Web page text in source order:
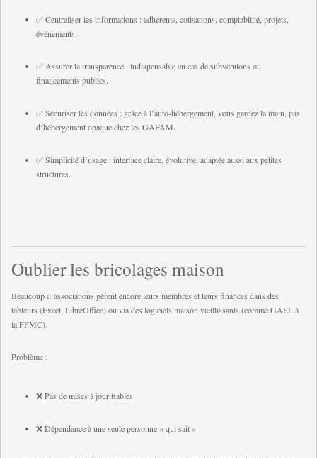
✅ Centraliser les informations : adhérents, cotisations, comptabilité, projets,
événements.
✅ Assurer la transparence : indispensable en cas de subventions ou
financements publics.
✅ Sécuriser les données : grâce à l’auto-hébergement, vous gardez la main, pas
d’hébergement opaque chez les GAFAM.
✅ Simplicité d’usage : interface claire, évolutive, adaptée aussi aux petites
structures.
Oublier les bricolages maison
Beaucoup d’associations gèrent encore leurs membres et leurs finances dans des
tableurs (Excel, LibreOffice) ou via des logiciels maison vieillissants (comme GAEL à
la FFMC).
Problème :
❌ Pas de mises à jour fiables
❌ Dépendance à une seule personne « qui sait »